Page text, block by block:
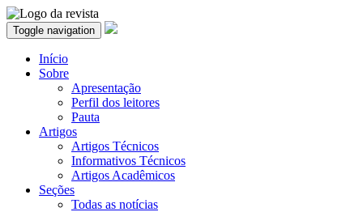
Toggle navigation
Início
Sobre
Apresentação
Perfil dos leitores
Pauta
Artigos
Artigos Técnicos
Informativos Técnicos
Artigos Acadêmicos
Seções
Todas as notícias